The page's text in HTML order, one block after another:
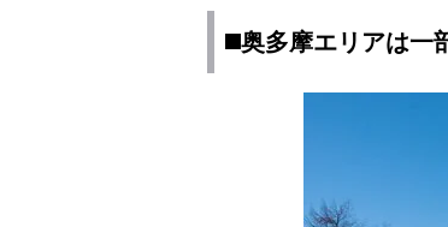
◼️奥多摩エリアは一